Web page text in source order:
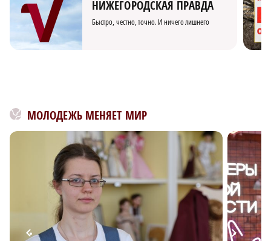
НИЖЕГОРОДСКАЯ ПРАВДА
Быстро, честно, точно. И ничего лишнего
МОЛОДЕЖЬ МЕНЯЕТ МИР